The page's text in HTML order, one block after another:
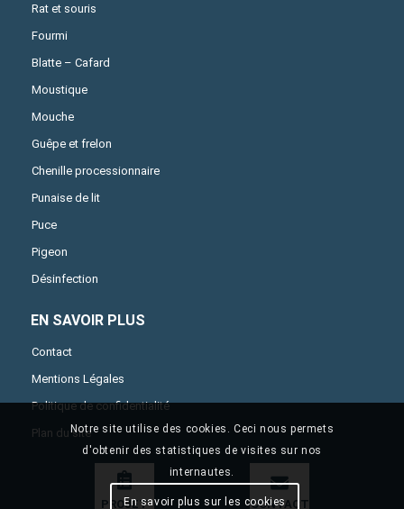
PROJET CONTACT
Rat et souris
Fourmi
Blatte – Cafard
Moustique
Mouche
Guêpe et frelon
Chenille processionnaire
Punaise de lit
Puce
Pigeon
Désinfection
EN SAVOIR PLUS
Contact
Mentions Légales
Politique de confidentialité
Plan du siteNotre site utilise des cookies. Ceci nous permets
d'obtenir des statistiques de visites sur nos
internautes.
En savoir plus sur les cookies